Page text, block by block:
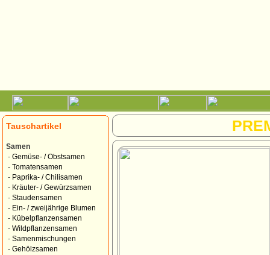
Tauschartikel
Samen
- Gemüse- / Obstsamen
- Tomatensamen
- Paprika- / Chilisamen
- Kräuter- / Gewürzsamen
- Staudensamen
- Ein- / zweijährige Blumen
- Kübelpflanzensamen
- Wildpflanzensamen
- Samenmischungen
- Gehölzsamen